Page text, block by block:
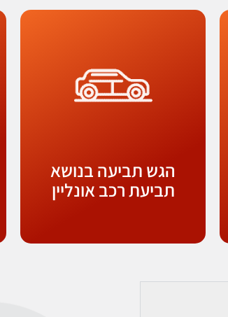
הגש תביעה בנושא
תביעת רכב אונליין